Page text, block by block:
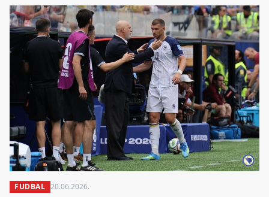
FUDBAL 20.06.2026.